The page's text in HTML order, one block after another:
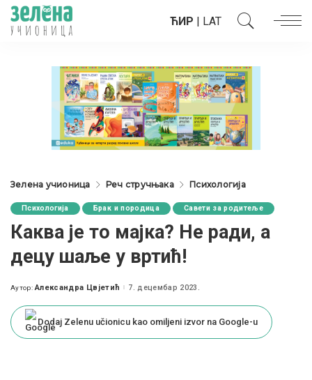
ЋИР | LAT
Зелена учионица Реч стручњака Психологија
Психологија Брак и породица Савети за родитеље
Каква је то мајка? Не ради, а
децу шаље у вртић!
Posted
Аутор: Александра Цвјетић 7. децембар 2023.
Dodaj Zelenu učionicu kao omiljeni izvor na Google-u